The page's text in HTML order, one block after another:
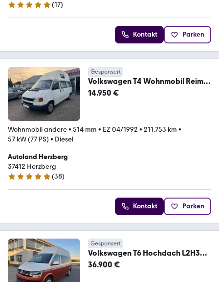
5 Sterne
(17)
Kontakt Parken
Gesponsert
Volkswagen T4 Wohnmobil Reimo
Hochdach Standheizung TÜV NEU
14.950 €
Wohnmobil andere• 514 mm • EZ 04/1992 • 211.753 km •
57 kW (77 PS) • Diesel
Autoland Herzberg
37412 Herzberg
4.9 Sterne
(38)
Kontakt Parken
Gesponsert
Volkswagen T6 Hochdach L2H3
Camper 4-Sitze ZR-neu
36.900 €